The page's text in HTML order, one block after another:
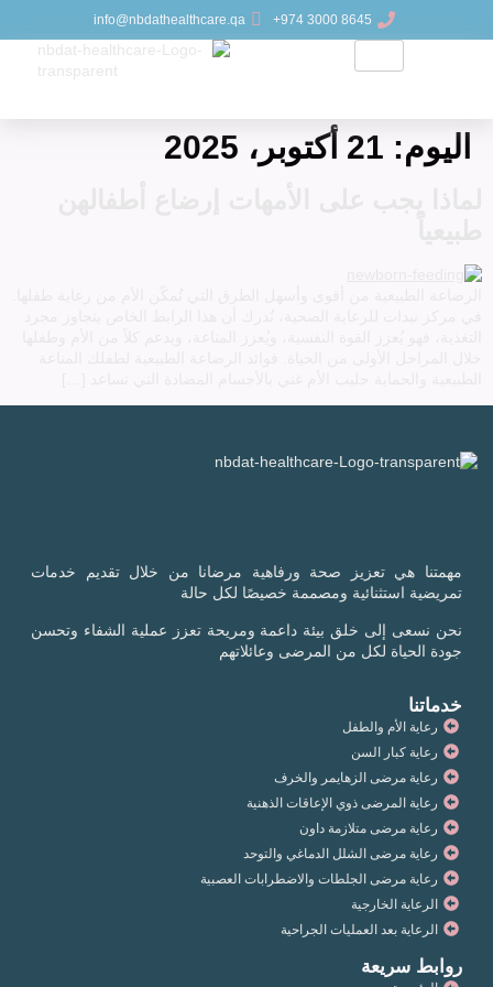
8645 3000 974+
info@nbdathealthcare.qa
اليوم: 21 أكتوبر، 2025
مهمتنا هي تعزيز صحة ورفاهية مرضانا من خلال تقديم خدمات
تمريضية استثنائية ومصممة خصيصًا لكل حالة
نحن نسعى إلى خلق بيئة داعمة ومريحة تعزز عملية الشفاء وتحسن
جودة الحياة لكل من المرضى وعائلاتهم
خدماتنا
رعاية الأم والطفل
رعاية كبار السن
رعاية مرضى الزهايمر والخرف
رعاية المرضى ذوي الإعاقات الذهنية
رعاية مرضى متلازمة داون
رعاية مرضى الشلل الدماغي والتوحد
رعاية مرضى الجلطات والاضطرابات العصبية
الرعاية الخارجية
الرعاية بعد العمليات الجراحية
روابط سريعة